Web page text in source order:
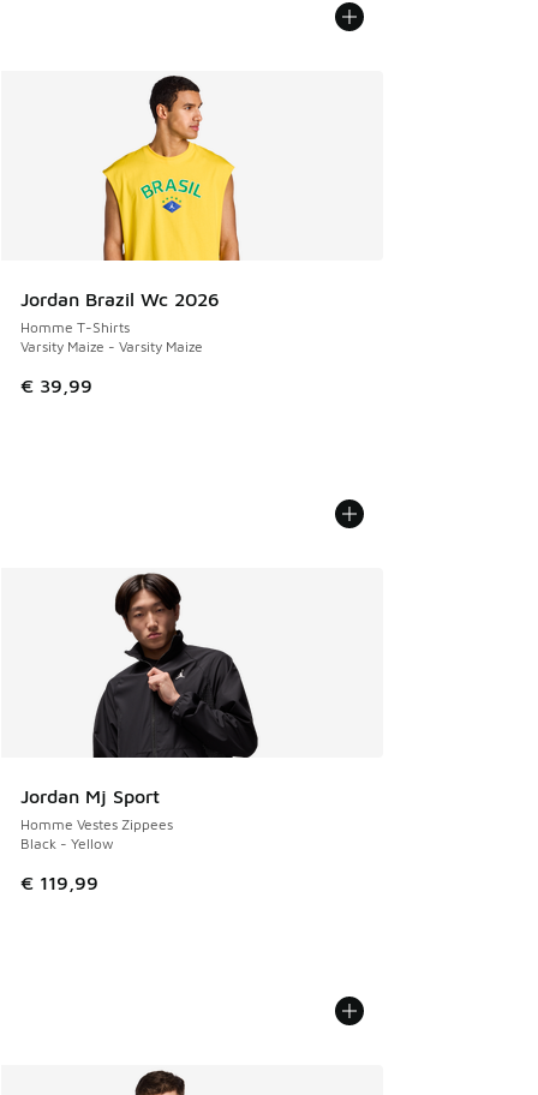
Jordan Brazil Wc 2026
Homme T-Shirts
Varsity Maize - Varsity Maize
€ 39,99
Jordan Mj Sport
Homme Vestes Zippees
Black - Yellow
€ 119,99